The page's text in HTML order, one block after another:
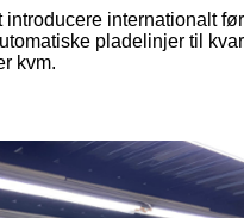
internationalt
pladelinjer til
kvm.